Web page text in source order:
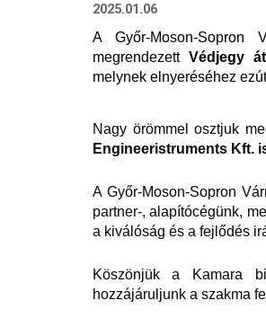
2025.01.06
A Győr-Moson-Sopron
megrendezettVédjegy
melynek elnyeréséhez
Nagy örömmel osztjuk
Engineeristruments Kft.
A Győr-Moson-Sopron
partner-, alapítócégünk,
a kiválóság és a fejlődés
Köszönjük a Kamara
hozzájáruljunk a szakma